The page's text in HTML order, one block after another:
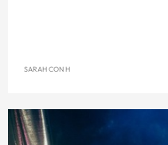
SARAH CON H